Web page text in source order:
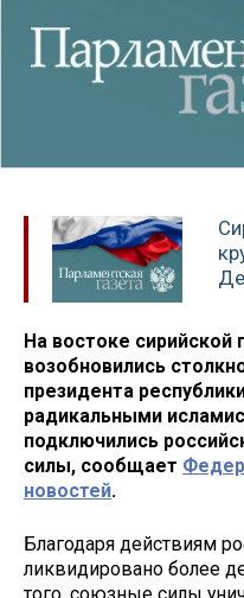
На востоке сирийской
возобновились
президента
радикальными
подключились
силы, сообщает
новостей.
Благодаря действиям
ликвидировано более
того, союзные силы